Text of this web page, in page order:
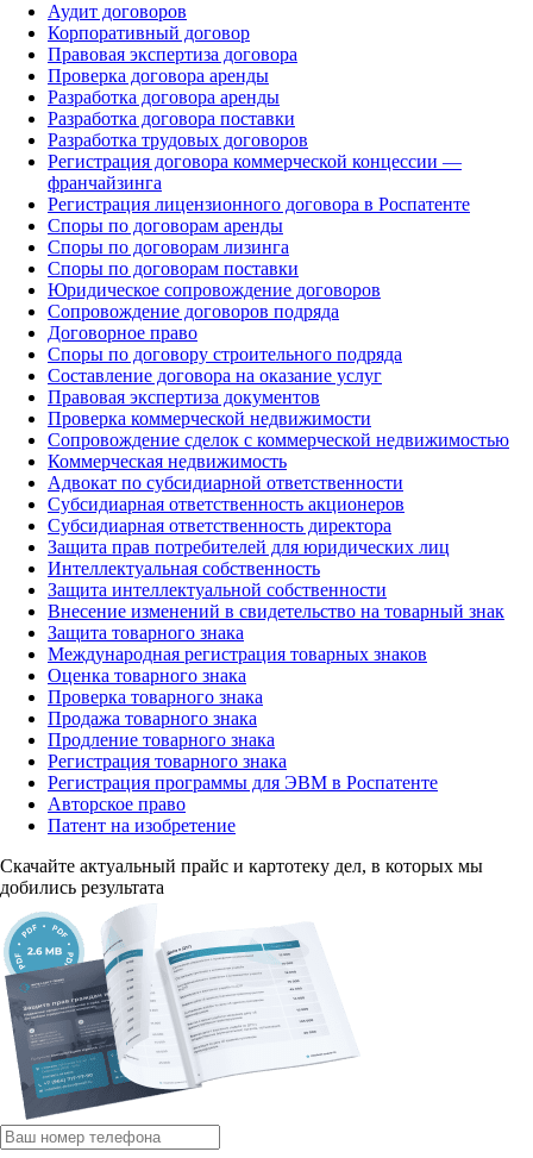
Аудит договоров
Корпоративный договор
Правовая экспертиза договора
Проверка договора аренды
Разработка договора аренды
Разработка договора поставки
Разработка трудовых договоров
Регистрация договора коммерческой концессии —
франчайзинга
Регистрация лицензионного договора в Роспатенте
Споры по договорам аренды
Споры по договорам лизинга
Споры по договорам поставки
Юридическое сопровождение договоров
Сопровождение договоров подряда
Договорное право
Споры по договору строительного подряда
Составление договора на оказание услуг
Правовая экспертиза документов
Проверка коммерческой недвижимости
Сопровождение сделок с коммерческой недвижимостью
Коммерческая недвижимость
Адвокат по субсидиарной ответственности
Субсидиарная ответственность акционеров
Субсидиарная ответственность директора
Защита прав потребителей для юридических лиц
Интеллектуальная собственность
Защита интеллектуальной собственности
Внесение изменений в свидетельство на товарный знак
Защита товарного знака
Международная регистрация товарных знаков
Оценка товарного знака
Проверка товарного знака
Продажа товарного знака
Продление товарного знака
Регистрация товарного знака
Регистрация программы для ЭВМ в Роспатенте
Авторское право
Патент на изобретение
Скачайте актуальный прайс и картотеку дел, в которых мы
добились результата